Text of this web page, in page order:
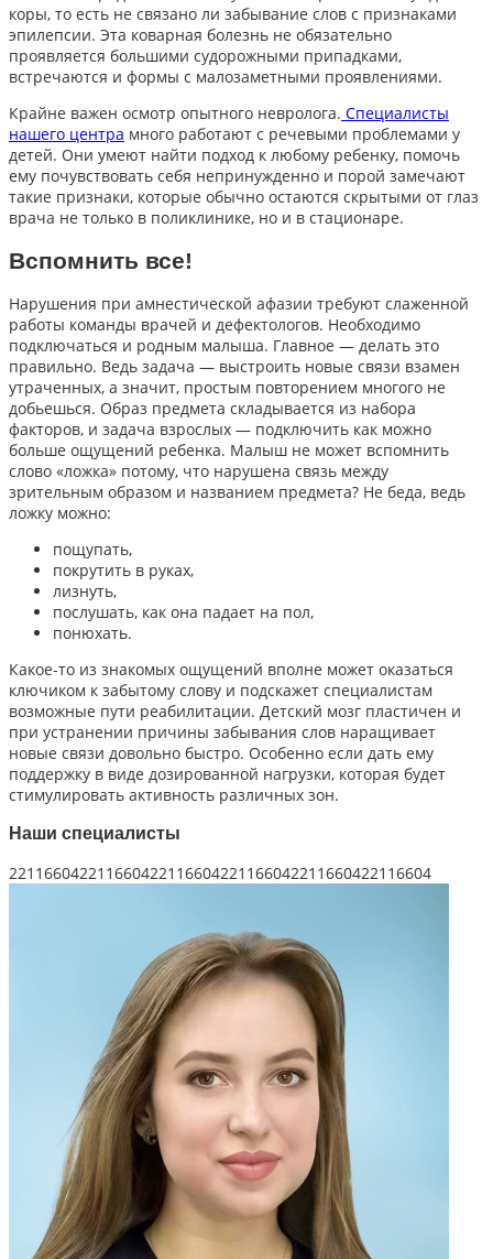
коры, то есть не связано ли забывание слов с признаками
эпилепсии. Эта коварная болезнь не обязательно
проявляется большими судорожными припадками,
встречаются и формы с малозаметными проявлениями.
Крайне важен осмотр опытного невролога. Специалисты
нашего центра много работают с речевыми проблемами у
детей. Они умеют найти подход к любому ребенку, помочь
ему почувствовать себя непринужденно и порой замечают
такие признаки, которые обычно остаются скрытыми от глаз
врача не только в поликлинике, но и в стационаре.
Вспомнить все!
Нарушения при амнестической афазии требуют слаженной
работы команды врачей и дефектологов. Необходимо
подключаться и родным малыша. Главное — делать это
правильно. Ведь задача — выстроить новые связи взамен
утраченных, а значит, простым повторением многого не
добьешься. Образ предмета складывается из набора
факторов, и задача взрослых — подключить как можно
больше ощущений ребенка. Малыш не может вспомнить
слово «ложка» потому, что нарушена связь между
зрительным образом и названием предмета? Не беда, ведь
ложку можно:
пощупать,
покрутить в руках,
лизнуть,
послушать, как она падает на пол,
понюхать.
Какое-то из знакомых ощущений вполне может оказаться
ключиком к забытому слову и подскажет специалистам
возможные пути реабилитации. Детский мозг пластичен и
при устранении причины забывания слов наращивает
новые связи довольно быстро. Особенно если дать ему
поддержку в виде дозированной нагрузки, которая будет
стимулировать активность различных зон.
Наши специалисты
221166042211660422116604221166042211660422116604